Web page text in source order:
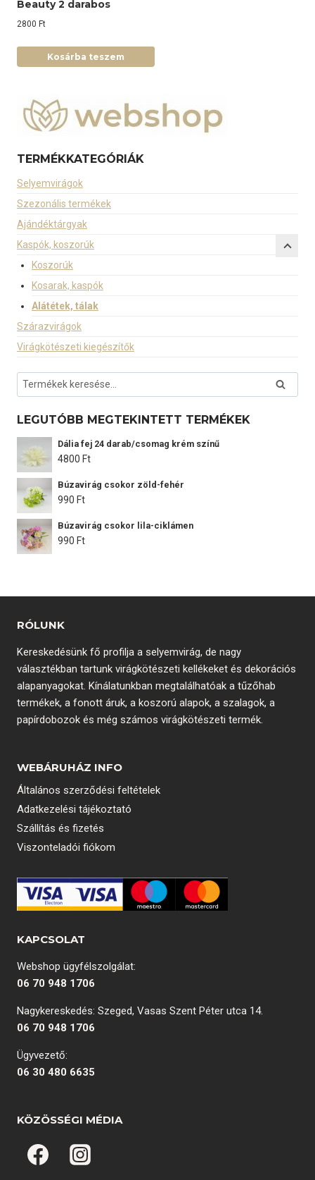
Beauty 2 darabos
2800 Ft
Kosárba teszem
TERMÉKKATEGÓRIÁK
Selyemvirágok
Szezonális termékek
Ajándéktárgyak
Kaspók, koszorúk
Koszorúk
Kosarak, kaspók
Alátétek, tálak
Szárazvirágok
Virágkötészeti kiegészítők
Keresés
a
LEGUTÓBB MEGTEKINTETT TERMÉKEK
Dália fej 24 darab/csomag krém színű
4800 Ft
Búzavirág csokor zöld-fehér
990 Ft
Búzavirág csokor lila-ciklámen
990 Ft
RÓLUNK
Kereskedésünk fő profilja a selyemvirág, de nagy
választékban tartunk virágkötészeti kellékeket és dekorációs
alapanyagokat. Kínálatunkban megtalálhatóak a tűzőhab
termékek, a fonott áruk, a koszorú alapok, a szalagok, a
papírdobozok és még számos virágkötészeti termék.
WEBÁRUHÁZ INFO
Általános szerződési feltételek
Adatkezelési tájékoztató
Szállítás és fizetés
Viszonteladói fiókom
KAPCSOLAT
Webshop ügyfélszolgálat:
06 70 948 1706
Nagykereskedés: Szeged, Vasas Szent Péter utca 14.
06 70 948 1706
Ügyvezető:
06 30 480 6635
KÖZÖSSÉGI MÉDIA